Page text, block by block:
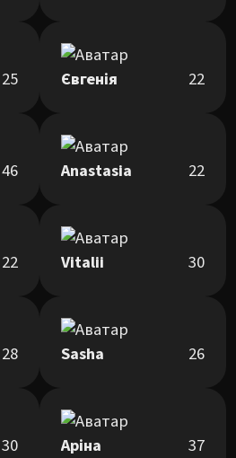
25 Євгенія 22
46 Anastasia 22
22 Vitalii 30
28 Sasha 26
30 Аріна 37